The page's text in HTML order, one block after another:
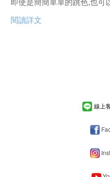
即使是簡簡單單的跳色,也可
閱讀詳文
線上